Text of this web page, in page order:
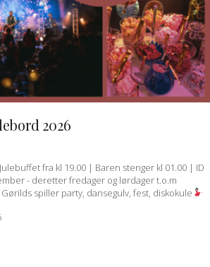
2026
fra kl 19.00 | Baren stenger kl 01.00 | ID
- deretter fredager og lørdager t.o.m
spiller party, dansegulv, fest, diskokule